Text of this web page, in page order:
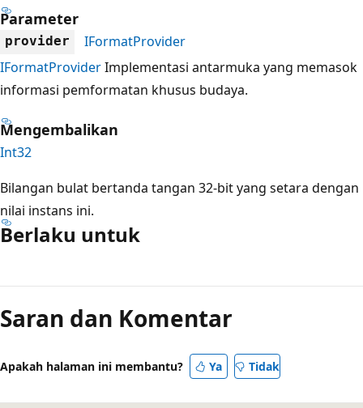
Parameter
provider
IFormatProvider
IFormatProviderImplementasi antarmuka yang memasok
informasi pemformatan khusus budaya.
Mengembalikan
Int32
Bilangan bulat bertanda tangan 32-bit yang setara dengan
nilai instans ini.
Berlaku untuk
baca
dinonaktifkan
Saran dan Komentar
Apakah halaman ini membantu? Ya Tidak